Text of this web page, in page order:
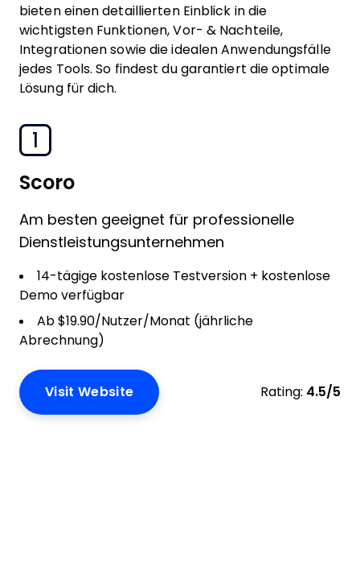
bieten einen detaillierten Einblick in die
wichtigsten Funktionen, Vor- & Nachteile,
Integrationen sowie die idealen Anwendungsfälle
jedes Tools. So findest du garantiert die optimale
Lösung für dich.
1
Scoro
Am besten geeignet für professionelle
Dienstleistungsunternehmen
14-tägige kostenlose Testversion + kostenlose
Demo verfügbar
Ab $19.90/Nutzer/Monat (jährliche
Abrechnung)
Visit Website Rating: 4.5/5